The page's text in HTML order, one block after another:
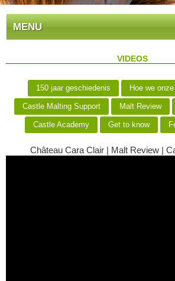
MENU
VIDEOS
150 jaar geschiedenis Hoe we
Castle Malting Support Malt Review
Castle Academy Get to know
Château Cara Clair | Malt Review |